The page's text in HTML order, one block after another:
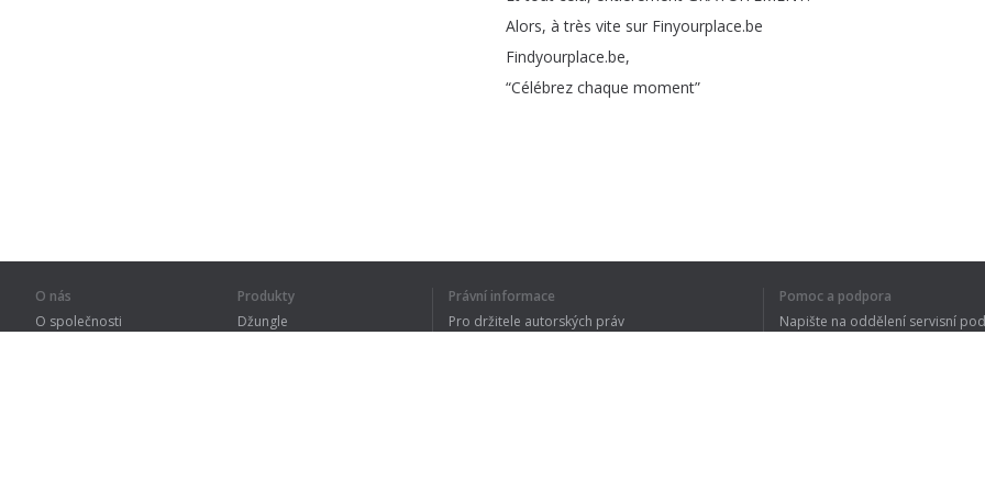
Alors, à très vite sur Finyourplace.be
Findyourplace.be,
“Célébrez chaque moment”
CELÝ TEXT
O nás
O společnosti
Produkty
Džungle
Právní informace
Pro držitele autorských práv
Pomoc a podpora
Napište na oddělení servisní